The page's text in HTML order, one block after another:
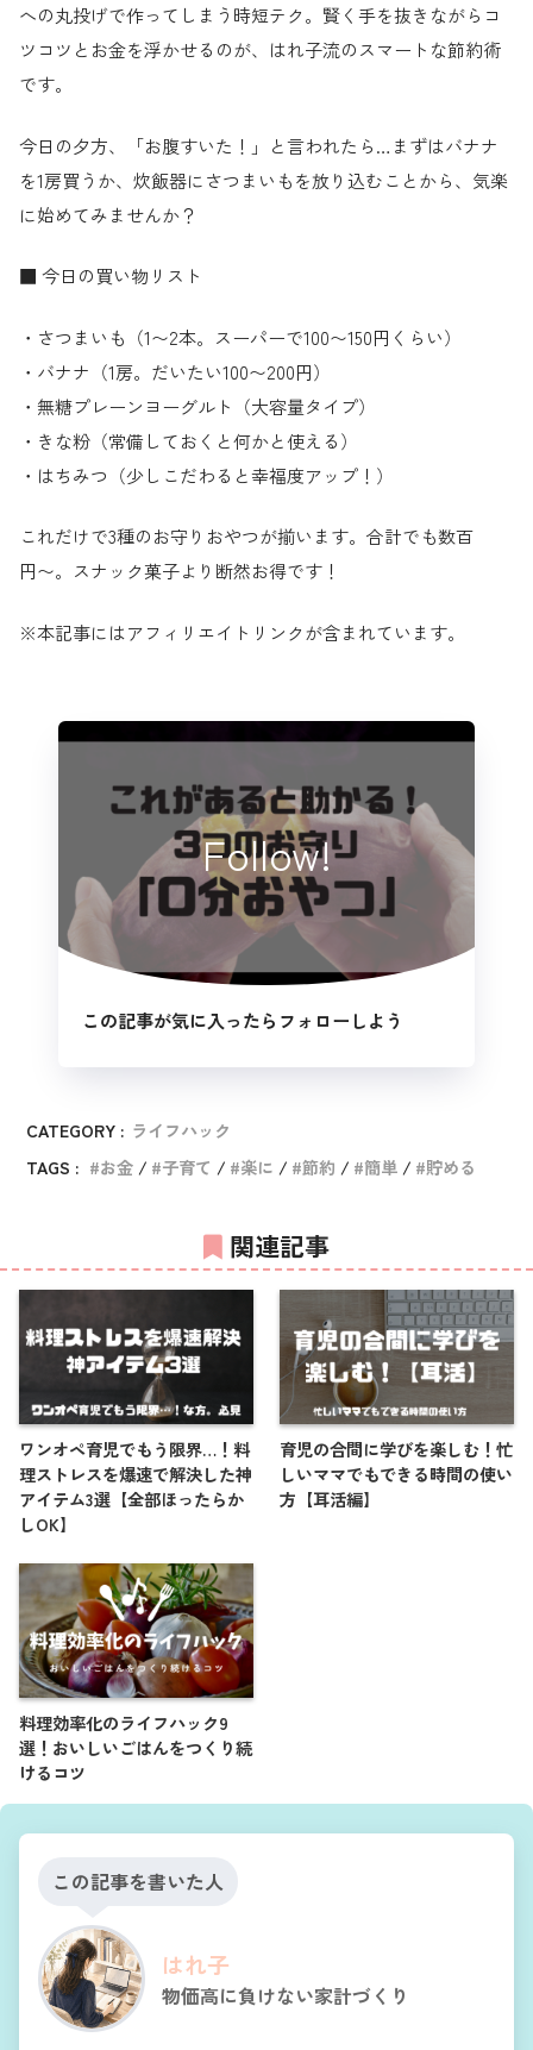
への丸投げで作ってしまう時短テク。賢く手を抜きながらコ
ツコツとお金を浮かせるのが、はれ子流のスマートな節約術
です。
今日の夕方、「お腹すいた！」と言われたら…まずはバナナ
を1房買うか、炊飯器にさつまいもを放り込むことから、気楽
に始めてみませんか？
■ 今日の買い物リスト
・さつまいも（1〜2本。スーパーで100〜150円くらい）
・バナナ（1房。だいたい100〜200円）
・無糖プレーンヨーグルト（大容量タイプ）
・きな粉（常備しておくと何かと使える）
・はちみつ（少しこだわると幸福度アップ！）
これだけで3種のお守りおやつが揃います。合計でも数百
円〜。スナック菓子より断然お得です！
※本記事にはアフィリエイトリンクが含まれています。
Follow!
この記事が気に入ったらフォローしよう
CATEGORY : ライフハック
TAGS :
お金 子育て 楽に 節約 簡単 貯める
関連記事
ワンオペ育児でもう限界…！料
理ストレスを爆速で解決した神
アイテム3選【全部ほったらか
しOK】
育児の合間に学びを楽しむ！忙
しいママでもできる時間の使い
方【耳活編】
料理効率化のライフハック9
選！おいしいごはんをつくり続
けるコツ
この記事を書いた人
はれ子
物価高に負けない家計づくり